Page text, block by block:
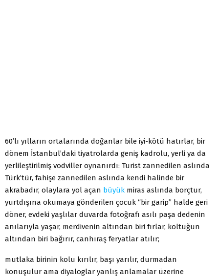
60’lı yılların ortalarında doğanlar bile iyi-kötü hatırlar, bir
dönem İstanbul’daki tiyatrolarda geniş kadrolu, yerli ya da
yerlileştirilmiş vodviller oynanırdı: Turist zannedilen aslında
Türk’tür, fahişe zannedilen aslında kendi halinde bir
akrabadır, olaylara yol açan büyük miras aslında borçtur,
yurtdışına okumaya gönderilen çocuk “bir garip” halde geri
döner, evdeki yaşlılar duvarda fotoğrafı asılı paşa dedenin
anılarıyla yaşar, merdivenin altından biri fırlar, koltuğun
altından biri bağırır, canhıraş feryatlar atılır;
mutlaka birinin kolu kırılır, başı yarılır, durmadan
konuşulur ama diyaloglar yanlış anlamalar üzerine